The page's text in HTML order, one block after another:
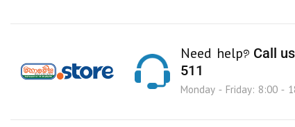
Need help? Call
511
Monday - Friday: 8:00 -